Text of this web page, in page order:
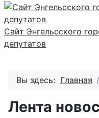
Сайт Энгельсского
депутатов
Вы здесь: Главная
Лента